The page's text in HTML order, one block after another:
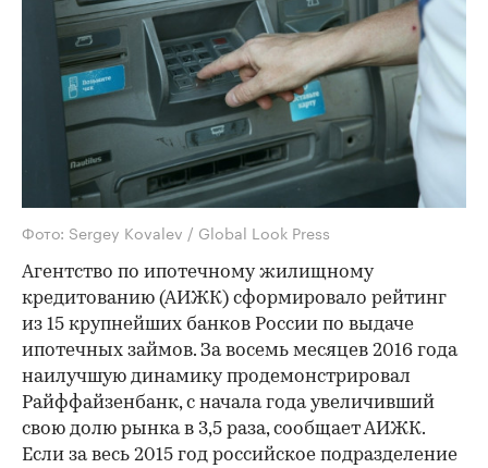
Фото: Sergey Kovalev / Global Look Press
Агентство по ипотечному жилищному
кредитованию (АИЖК) сформировало рейтинг
из 15 крупнейших банков России по выдаче
ипотечных займов. За восемь месяцев 2016 года
наилучшую динамику продемонстрировал
Райффайзенбанк, с начала года увеличивший
свою долю рынка в 3,5 раза, сообщает АИЖК.
Если за весь 2015 год российское подразделение